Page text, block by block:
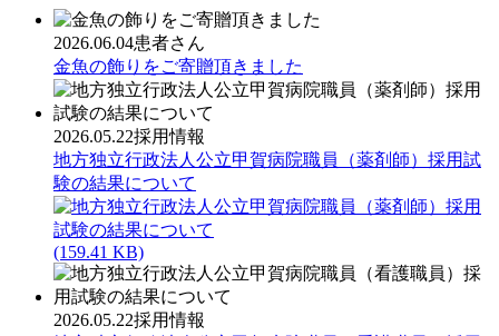
2026.06.04患者さん
金魚の飾りをご寄贈頂きました
2026.05.22採用情報
地方独立行政法人公立甲賀病院職員（薬剤師）採用試
験の結果について
(159.41 KB)
2026.05.22採用情報